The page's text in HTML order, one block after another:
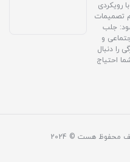
کافه ربات از سال ۱۳۹۴ و با رویکردی
تصمیمات
جلب
و
را دنبال
احتیاج
محفوظ هست © 2024